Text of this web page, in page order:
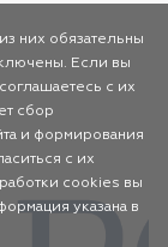
них обязательны
Если вы
с их
сбор
и формирования
с их
cookies вы
указана в